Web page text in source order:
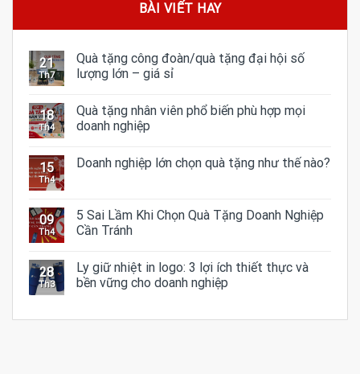
BÀI VIẾT HAY
21
Th7
Quà tặng công đoàn/quà tặng đại hội số
lượng lớn – giá sỉ
18
Th4
Quà tặng nhân viên phổ biến phù hợp mọi
doanh nghiệp
15
Th4
Doanh nghiệp lớn chọn quà tặng như thế nào?
09
Th4
5 Sai Lầm Khi Chọn Quà Tặng Doanh Nghiệp
Cần Tránh
28
Th3
Ly giữ nhiệt in logo: 3 lợi ích thiết thực và
bền vững cho doanh nghiệp